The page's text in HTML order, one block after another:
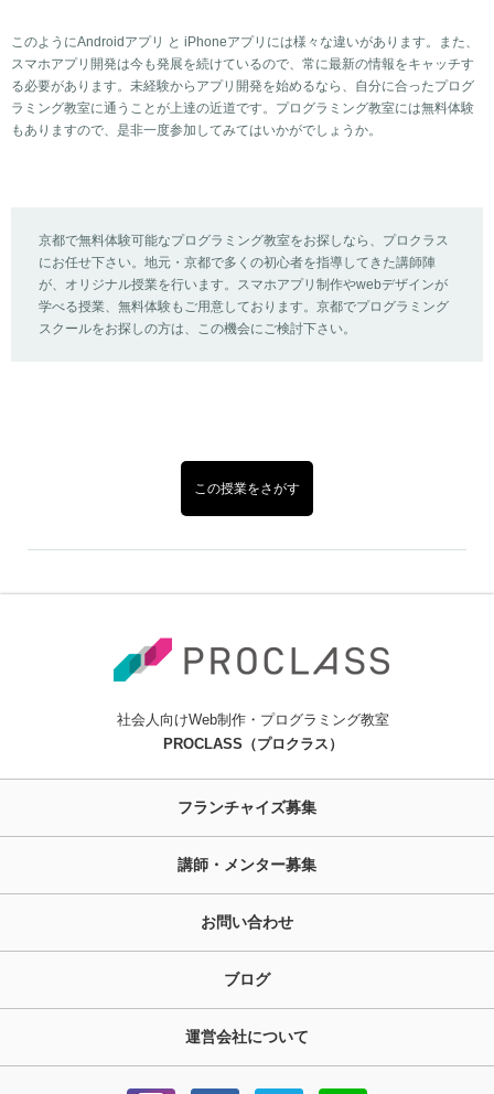
このようにAndroidアプリ と iPhoneアプリには様々な違いがあります。また、
スマホアプリ開発は今も発展を続けているので、常に最新の情報をキャッチす
る必要があります。未経験からアプリ開発を始めるなら、自分に合ったプログ
ラミング教室に通うことが上達の近道です。 プログラミング教室には無料体験
もありますので、是非一度参加してみてはいかがでしょうか。
京都で無料体験可能なプログラミング教室をお探しなら、プロクラス
にお任せ下さい。地元・京都で多くの初心者を指導してきた講師陣
が、オリジナル授業を行います。スマホアプリ制作やwebデザインが
学べる授業、無料体験もご用意しております。京都でプログラミング
スクールをお探しの方は、この機会にご検討下さい。
社会人向けWeb制作・プログラミング教室
PROCLASS（プロクラス）
フランチャイズ募集
講師・メンター募集
お問い合わせ
ブログ
運営会社について